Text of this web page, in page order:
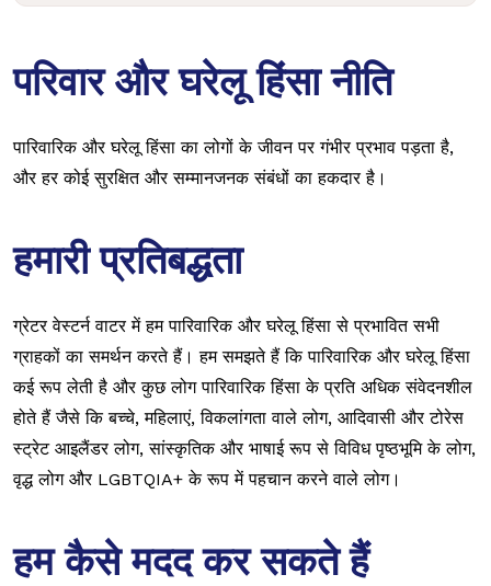
परिवार और घरेलू हिंसा नीति
पारिवारिक और घरेलू हिंसा का लोगों के जीवन पर गंभीर प्रभाव पड़ता है,
और हर कोई सुरक्षित और सम्मानजनक संबंधों का हकदार है।
हमारी प्रतिबद्धता
ग्रेटर वेस्टर्न वाटर में हम पारिवारिक और घरेलू हिंसा से प्रभावित सभी
ग्राहकों का समर्थन करते हैं। हम समझते हैं कि पारिवारिक और घरेलू हिंसा
कई रूप लेती है और कुछ लोग पारिवारिक हिंसा के प्रति अधिक संवेदनशील
होते हैं जैसे कि बच्चे, महिलाएं, विकलांगता वाले लोग, आदिवासी और टोरेस
स्ट्रेट आइलैंडर लोग, सांस्कृतिक और भाषाई रूप से विविध पृष्ठभूमि के लोग,
वृद्ध लोग और LGBTQIA+ के रूप में पहचान करने वाले लोग।
हम कैसे मदद कर सकते हैं